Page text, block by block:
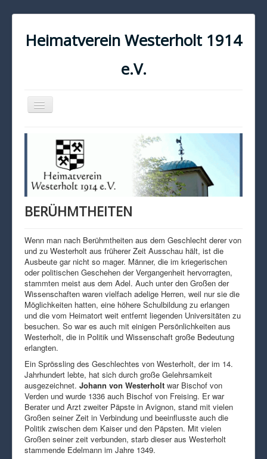
Heimatverein Westerholt 1914
e.V.
Navigation
an/aus
KONTAKT
IMPRESSUM
DATENSCHUTZ
BERÜHMTHEITEN
Wenn man nach Berühmtheiten aus dem Geschlecht derer von
und zu Westerholt aus früherer Zeit Ausschau hält, ist die
Ausbeute gar nicht so mager. Männer, die im kriegerischen
oder politischen Geschehen der Vergangenheit hervorragten,
stammten meist aus dem Adel. Auch unter den Großen der
Wissenschaften waren vielfach adelige Herren, weil nur sie die
Möglichkeiten hatten, eine höhere Schulbildung zu erlangen
und die vom Heimatort weit entfernt liegenden Universitäten zu
besuchen. So war es auch mit einigen Persönlichkeiten aus
Westerholt, die in Politik und Wissenschaft große Bedeutung
erlangten.
Ein Sprössling des Geschlechtes von Westerholt, der im 14.
Jahrhundert lebte, hat sich durch große Gelehrsamkeit
ausgezeichnet. Johann von Westerholt war Bischof von
Verden und wurde 1336 auch Bischof von Freising. Er war
Berater und Arzt zweiter Päpste in Avignon, stand mit vielen
Großen seiner Zeit in Verbindung und beeinflusste auch die
Politik zwischen dem Kaiser und den Päpsten. Mit vielen
Großen seiner zeit verbunden, starb dieser aus Westerholt
stammende Edelmann im Jahre 1349.